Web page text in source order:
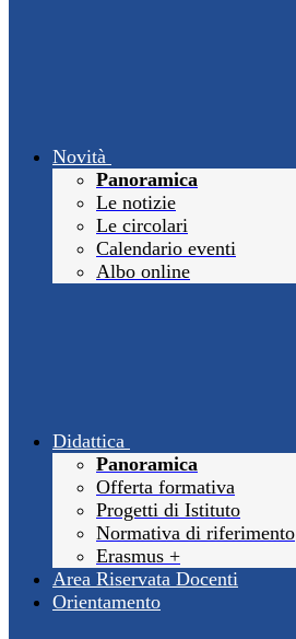
Novità
Panoramica
Le notizie
Le circolari
Calendario eventi
Albo online
Didattica
Panoramica
Offerta formativa
Progetti di Istituto
Normativa di riferimento
Erasmus +
Area Riservata Docenti
Orientamento